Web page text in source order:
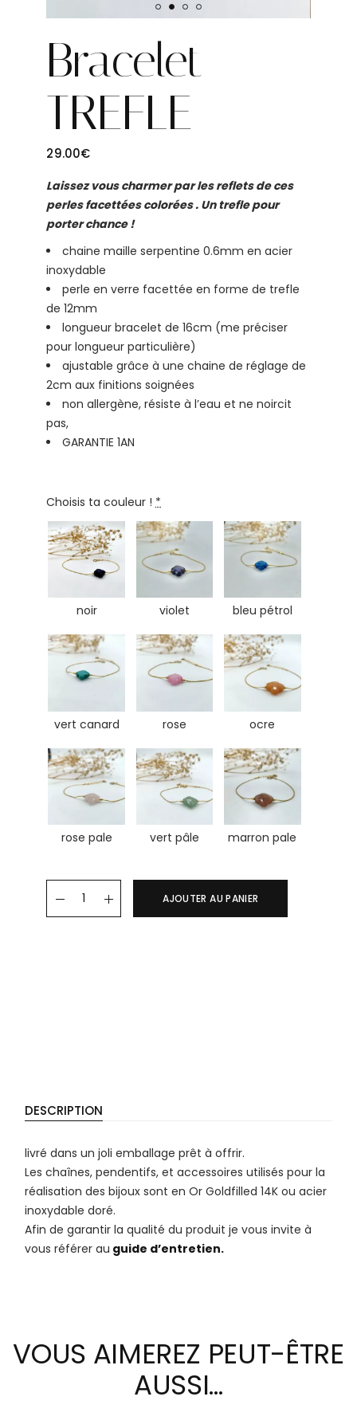
Bracelet
TREFLE
29.00€
Laissez vous charmer par les reflets de ces
perles facettées colorées . Un trefle pour
porter chance !
chaine maille serpentine 0.6mm en acier
inoxydable
perle en verre facettée en forme de trefle
de 12mm
longueur bracelet de 16cm (me préciser
pour longueur particulière)
ajustable grâce à une chaine de réglage de
2cm aux finitions soignées
non allergène, résiste à l’eau et ne noircit
pas,
GARANTIE 1AN
Choisis ta couleur ! *
noir violet bleu pétrol
vert canard rose ocre
rose pale vert pâle marron pale
Bracelet TREFLE quantity
AJOUTER AU PANIER
DESCRIPTION
livré dans un joli emballage prêt à offrir.
Les chaînes, pendentifs, et accessoires utilisés pour la
réalisation des bijoux sont en Or Goldfilled 14K ou acier
inoxydable doré.
Afin de garantir la qualité du produit je vous invite à
vous référer au guide d’entretien.
VOUS AIMEREZ PEUT-ÊTRE
AUSSI…